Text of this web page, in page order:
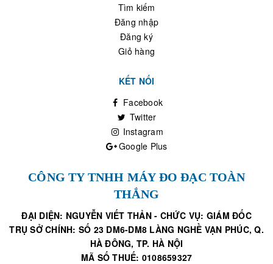
Tìm kiếm
Đăng nhập
Đăng ký
Giỏ hàng
KẾT NỐI
Facebook
Twitter
Instagram
Google Plus
CÔNG TY TNHH MÁY ĐO ĐẠC TOÀN
THẮNG
ĐẠI DIỆN: NGUYỄN VIẾT THẢN - CHỨC VỤ: GIÁM ĐỐC
TRỤ SỞ CHÍNH: SỐ 23 DM6-DM8 LÀNG NGHỀ VẠN PHÚC, Q.
HÀ ĐÔNG, TP. HÀ NỘI
MÃ SỐ THUẾ: 0108659327